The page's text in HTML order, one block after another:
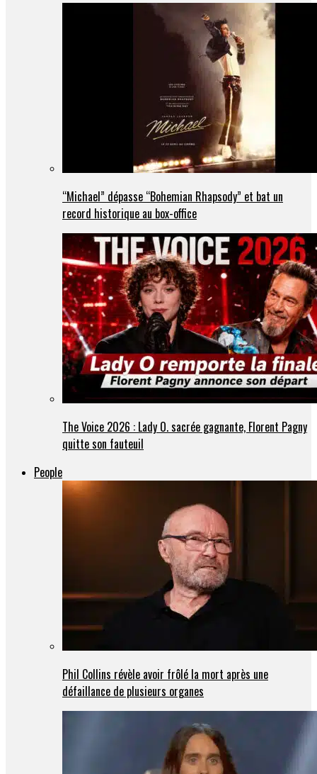
“Michael” dépasse “Bohemian Rhapsody” et bat un
record historique au box-office
The Voice 2026 : Lady O. sacrée gagnante, Florent Pagny
quitte son fauteuil
People
Phil Collins révèle avoir frôlé la mort après une
défaillance de plusieurs organes